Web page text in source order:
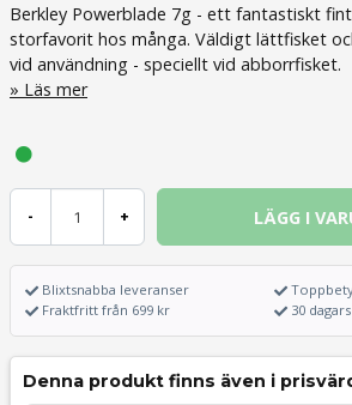
Berkley Powerblade 7g - ett fantastiskt
storfavorit hos många. Väldigt lättfisket
vid användning - speciellt vid abborrfisket.
Läs mer
- + LÄGG I
Blixtsnabba leveranser
Fraktfritt från 699 kr
30
Denna produkt finns även i